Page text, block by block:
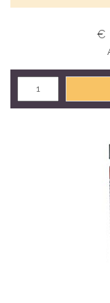
€